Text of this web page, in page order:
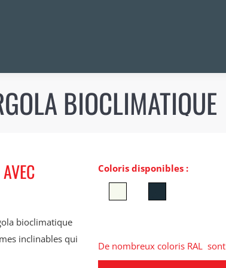
BIOCLIMATIQUE
bioclimatique
inclinables qui
Coloris disponibles :
De nombreux coloris RAL